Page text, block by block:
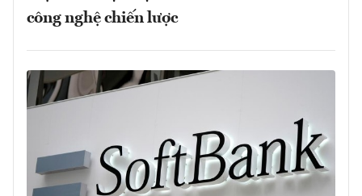
công nghệ chiến lược